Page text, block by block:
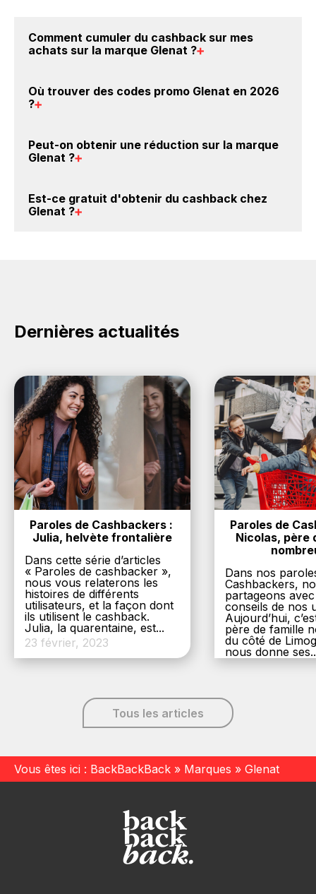
Comment cumuler du cashback sur mes
achats sur la marque Glenat ?
Glenat : Créez votre compte sur BackBackBack et
dans votre cagnotte au plus tard 48h après votre
Où trouver des codes promo Glenat en 2026
?
promo sur les produits Glenat. Choisissez un site e-
Peut-on obtenir une réduction sur la marque
Glenat ?
crédités sur votre cagnotte BackBackBack lorsque
Est-ce gratuit d'obtenir du cashback chez
Glenat ?
Dernières actualités
Paroles de Cashbackers :
Julia, helvète frontalière
Dans cette série d’articles
« Paroles de cashbacker »,
nous vous relaterons les
histoires de différents
utilisateurs, et la façon dont
ils utilisent le cashback.
Julia, la quarentaine, est...
23 février, 2023
Paroles de
Nicolas, père
Dans nos
Cashbackers,
partageons
conseils de nos
Aujourd’hui,
père de famille
du côté de
nous donne
Tous les articles
Vous êtes ici : BackBackBack » Marques » Glenat